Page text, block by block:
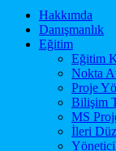
Hakkımda
Danışmanlık
Eğitim
Eğitim
Nokta
Proje
Bilişim
MS
İleri